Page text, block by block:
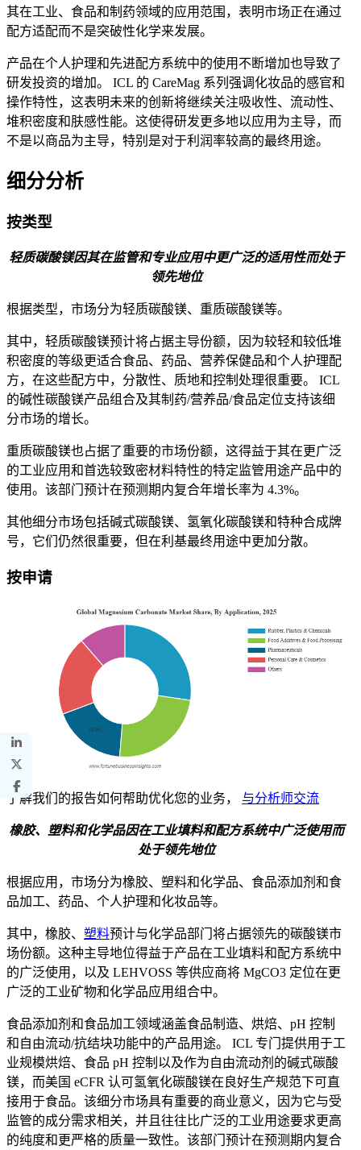
其在工业、食品和制药领域的应用范围，表明市场正在通过
配方适配而不是突破性化学来发展。
产品在个人护理和先进配方系统中的使用不断增加也导致了
研发投资的增加。 ICL 的 CareMag 系列强调化妆品的感官和
操作特性，这表明未来的创新将继续关注吸收性、流动性、
堆积密度和肤感性能。这使得研发更多​​地以应用为主导，而
不是以商品为主导，特别是对于利润率较高的最终用途。
细分分析
按类型
轻质碳酸镁因其在监管和专业应用中更广泛的适用性而处于
领先地位
根据类型，市场分为轻质碳酸镁、重质碳酸镁等。
其中，轻质碳酸镁预计将占据主导份额，因为较轻和较低堆
积密度的等级更适合食品、药品、营养保健品和个人护理配
方，在这些配方中，分散性、质地和控制处理很重要。 ICL
的碱性碳酸镁产品组合及其制药/营养品/食品定位支持该细
分市场的增长。
重质碳酸镁也占据了重要的市场份额，这得益于其在更广泛
的工业应用和首选较致密材料特性的特定监管用途产品中的
使用。该部门预计在预测期内复合年增长率为 4.3%。
其他细分市场包括碱式碳酸镁、氢氧化碳酸镁和特种合成牌
号，它们仍然很重要，但在利基最终用途中更加分散。
按申请
了解我们的报告如何帮助优化您的业务， 与分析师交流
橡胶、塑料和化学品因在工业填料和配方系统中广泛使用而
处于领先地位
根据应用，市场分为橡胶、塑料和化学品、食品添加剂和食
品加工、药品、个人护理和化妆品等。
其中，橡胶、 塑料预计与化学品部门将占据领先的碳酸镁市
场份额。这种主导地位得益于产品在工业填料和配方系统中
的广泛使用，以及 LEHVOSS 等供应商将 MgCO3 定位在更
广泛的工业矿物和化学品应用组合中。
食品添加剂和食品加工领域涵盖食品制造、烘焙、pH 控制
和自由流动/抗结块功能中的产品用途。 ICL 专门提供用于工
业规模烘焙、食品 pH 控制以及作为自由流动剂的碱式碳酸
镁，而美国 eCFR 认可氢氧化碳酸镁在良好生产规范下可直
接用于食品。该细分市场具有重要的商业意义，因为它与受
监管的成分需求相关，并且往往比广泛的工业用途要求更高
的纯度和更严格的质量一致性。该部门预计在预测期内复合